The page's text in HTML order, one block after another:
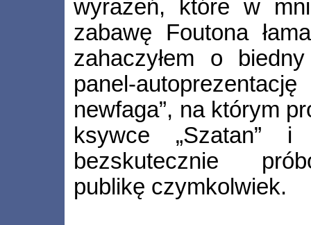
wyrażeń, które w
zabawę Foutona
zahaczyłem o
newfaga”, na którym
ksywce „Szatan”
bezskutecznie
publikę czymkolwiek.